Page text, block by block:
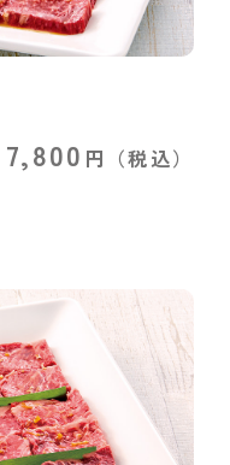
7,800 円 （税込）